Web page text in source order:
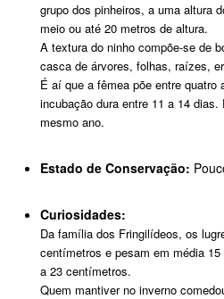
grupo dos pinheiros, a uma altura
meio ou até 20 metros de altura.
A textura do ninho compõe-se de
casca de árvores, folhas, raízes,
É aí que a fêmea põe entre
incubação dura entre 11 a 14
mesmo ano.
Estado de Conservação:
Curiosidades:
Da família dos Fringilídeos, os
centímetros e pesam em média
a 23 centímetros.
Quem mantiver no inverno